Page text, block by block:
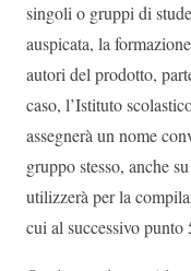
singoli o gruppi di
auspicata, la
autori del prodotto,
caso, l’Istituto
assegnerà un nome
gruppo stesso, anche
utilizzerà per la
cui al successivo punto